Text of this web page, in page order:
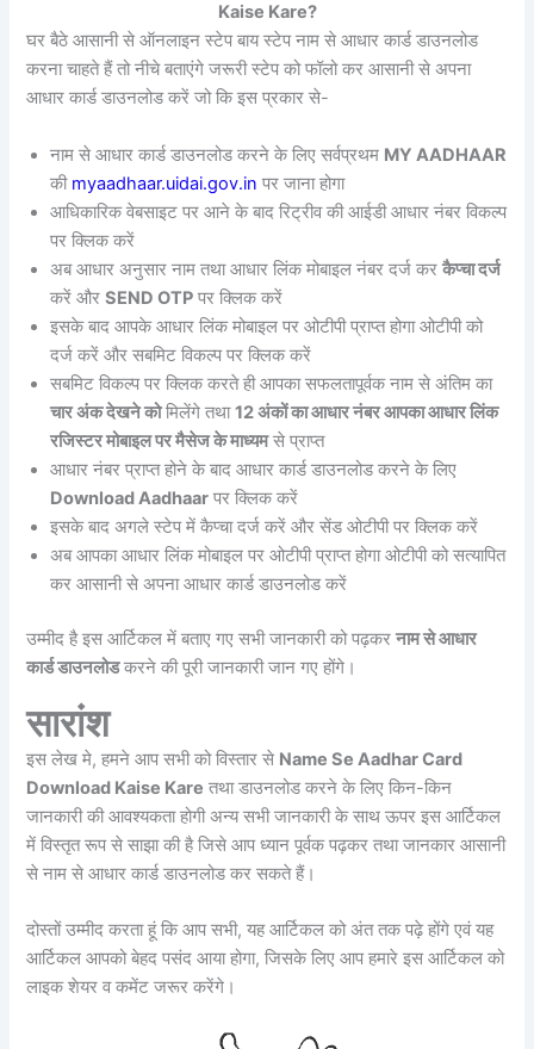
Kaise Kare?
घर बैठे आसानी से ऑनलाइन स्टेप बाय स्टेप नाम से आधार कार्ड डाउनलोड
करना चाहते हैं तो नीचे बताएंगे जरूरी स्टेप को फॉलो कर आसानी से अपना
आधार कार्ड डाउनलोड करें जो कि इस प्रकार से-
नाम से आधार कार्ड डाउनलोड करने के लिए सर्वप्रथम MY AADHAAR
की myaadhaar.uidai.gov.in पर जाना होगा
आधिकारिक वेबसाइट पर आने के बाद रिट्रीव की आईडी आधार नंबर विकल्प
पर क्लिक करें
अब आधार अनुसार नाम तथा आधार लिंक मोबाइल नंबर दर्ज करकैप्चा दर्ज
करें औरSEND OTP पर क्लिक करें
इसके बाद आपके आधार लिंक मोबाइल पर ओटीपी प्राप्त होगा ओटीपी को
दर्ज करें और सबमिट विकल्प पर क्लिक करें
सबमिट विकल्प पर क्लिक करते ही आपका सफलतापूर्वक नाम से अंतिम का
चार अंक देखने कोमिलेंगे तथा12 अंकों का आधार नंबर आपका आधार लिंक
रजिस्टर मोबाइल पर मैसेज के माध्यमसे प्राप्त
आधार नंबर प्राप्त होने के बाद आधार कार्ड डाउनलोड करने के लिए
Download Aadhaar पर क्लिक करें
इसके बाद अगले स्टेप में कैप्चा दर्ज करें और सेंड ओटीपी पर क्लिक करें
अब आपका आधार लिंक मोबाइल पर ओटीपी प्राप्त होगा ओटीपी को सत्यापित
कर आसानी से अपना आधार कार्ड डाउनलोड करें
उम्मीद है इस आर्टिकल में बताए गए सभी जानकारी को पढ़करनाम से आधार
कार्ड डाउनलोडकरने की पूरी जानकारी जान गए होंगे।
सारांश
इस लेख मे, हमने आप सभी को विस्तार से Name Se Aadhar Card
Download Kaise Kare तथा डाउनलोड करने के लिए किन-किन
जानकारी की आवश्यकता होगी अन्य सभी जानकारी के साथ ऊपर इस आर्टिकल
में विस्तृत रूप से साझा की है जिसे आप ध्यान पूर्वक पढ़कर तथा जानकार आसानी
से नाम से आधार कार्ड डाउनलोड कर सकते हैं।
दोस्तों उम्मीद करता हूं कि आप सभी, यह आर्टिकल को अंत तक पढ़े होंगे एवं यह
आर्टिकल आपको बेहद पसंद आया होगा, जिसके लिए आप हमारे इस आर्टिकल को
लाइक शेयर व कमेंट जरूर करेंगे।